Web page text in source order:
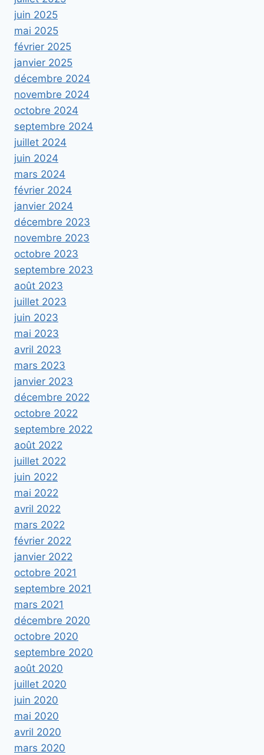
juin 2025
mai 2025
février 2025
janvier 2025
décembre 2024
novembre 2024
octobre 2024
septembre 2024
juillet 2024
juin 2024
mars 2024
février 2024
janvier 2024
décembre 2023
novembre 2023
octobre 2023
septembre 2023
août 2023
juillet 2023
juin 2023
mai 2023
avril 2023
mars 2023
janvier 2023
décembre 2022
octobre 2022
septembre 2022
août 2022
juillet 2022
juin 2022
mai 2022
avril 2022
mars 2022
février 2022
janvier 2022
octobre 2021
septembre 2021
mars 2021
décembre 2020
octobre 2020
septembre 2020
août 2020
juillet 2020
juin 2020
mai 2020
avril 2020
mars 2020